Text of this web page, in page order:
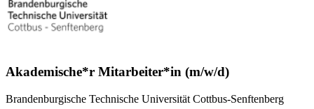
Akademische*r Mitarbeiter*in (m/w/d)
Brandenburgische Technische Universität Cottbus-Senftenberg